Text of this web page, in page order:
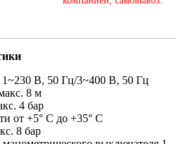
В, 50 Гц/3~400 В, 50 Гц
8 м
4 бар
от +5° C до +35° C
8 бар